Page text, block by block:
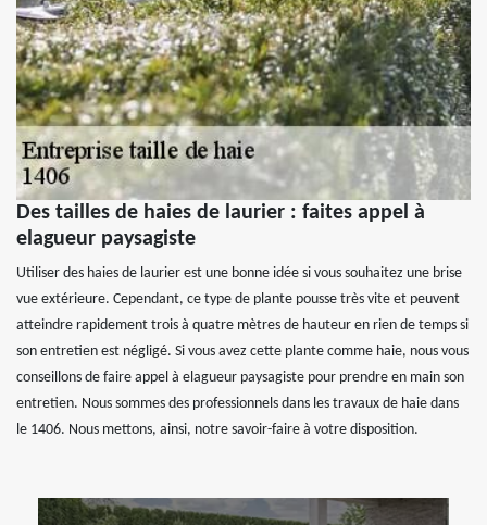
Des tailles de haies de laurier : faites appel à
elagueur paysagiste
Utiliser des haies de laurier est une bonne idée si vous souhaitez une brise
vue extérieure. Cependant, ce type de plante pousse très vite et peuvent
atteindre rapidement trois à quatre mètres de hauteur en rien de temps si
son entretien est négligé. Si vous avez cette plante comme haie, nous vous
conseillons de faire appel à elagueur paysagiste pour prendre en main son
entretien. Nous sommes des professionnels dans les travaux de haie dans
le 1406. Nous mettons, ainsi, notre savoir-faire à votre disposition.